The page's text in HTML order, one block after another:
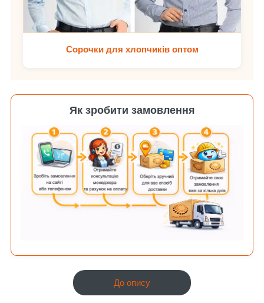
Сорочки для хлопчиків оптом
Як зробити замовлення
До опису